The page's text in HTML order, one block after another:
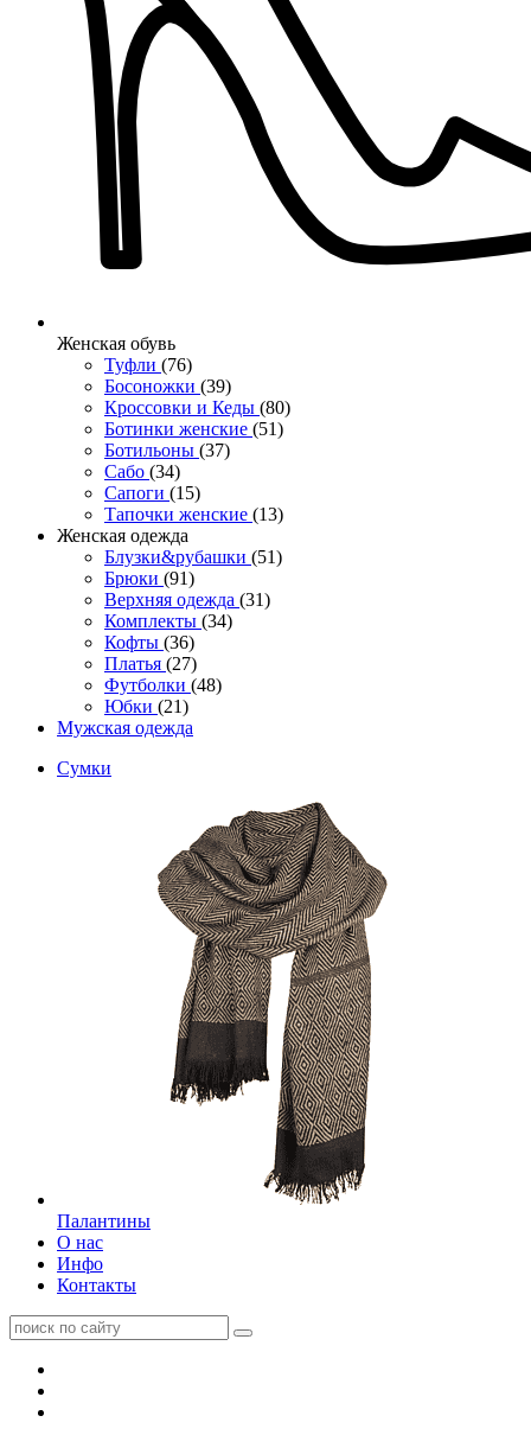
Женcкая обувь
Туфли (76)
Босоножки (39)
Кроссовки и Кеды (80)
Ботинки женские (51)
Ботильоны (37)
Сабо (34)
Сапоги (15)
Тапочки женские (13)
Женская одежда
Блузки&рубашки (51)
Брюки (91)
Верхняя одежда (31)
Комплекты (34)
Кофты (36)
Платья (27)
Футболки (48)
Юбки (21)
Мужская одежда
Сумки
Палантины
О нас
Инфо
Контакты